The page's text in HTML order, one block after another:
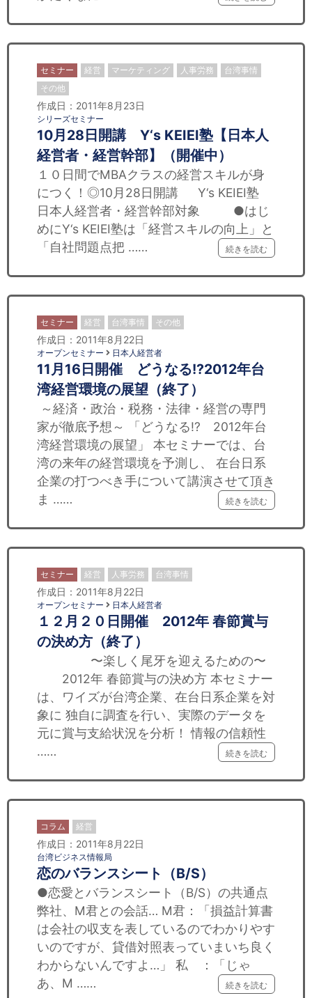
セミナー 経営 マーケティング 人事労務
台湾事情
その他
作成日：2011年8月23日
シリーズセミナー
10月28日開講 Y‘s KEIEI塾【日本人
経営者・経営幹部】（開催中）
１０日間でMBAクラスの経営スキルが身
につく！◎10月28日開講 Y‘s KEIEI塾
日本人経営者・経営幹部対象 ●はじ
めにY‘s KEIEI塾は「経営スキルの向上」と
「自社問題点把 ……
続きを読む
セミナー 経営 台湾事情 その他
作成日：2011年8月22日
オープンセミナー 日本人経営者
11月16日開催 どうなる!?2012年台
湾経営環境の展望（終了）
～経済・政治・税務・法律・経営の専門
家が徹底予想～ 「どうなる!? 2012年台
湾経営環境の展望」 本セミナーでは、台
湾の来年の経営環境を予測し、 在台日系
企業の打つべき手について講演させて頂き
ま ……
続きを読む
セミナー 経営 人事労務 台湾事情
作成日：2011年8月22日
オープンセミナー 日本人経営者
１２月２０日開催 2012年 春節賞与
の決め方（終了）
〜楽しく尾牙を迎えるための〜
2012年 春節賞与の決め方 本セミナー
は、ワイズが台湾企業、在台日系企業を対
象に 独自に調査を行い、実際のデータを
元に賞与支給状況を分析！ 情報の信頼性
……
続きを読む
コラム 経営
作成日：2011年8月22日
台湾ビジネス情報局
恋のバランスシート（B/S）
●恋愛とバランスシート（B/S）の共通点
弊社、M君との会話… M君：「損益計算書
は会社の収支を表しているのでわかりやす
いのですが、貸借対照表っていまいち良く
わからないんですよ…」 私 ：「じゃ
あ、M ……
続きを読む